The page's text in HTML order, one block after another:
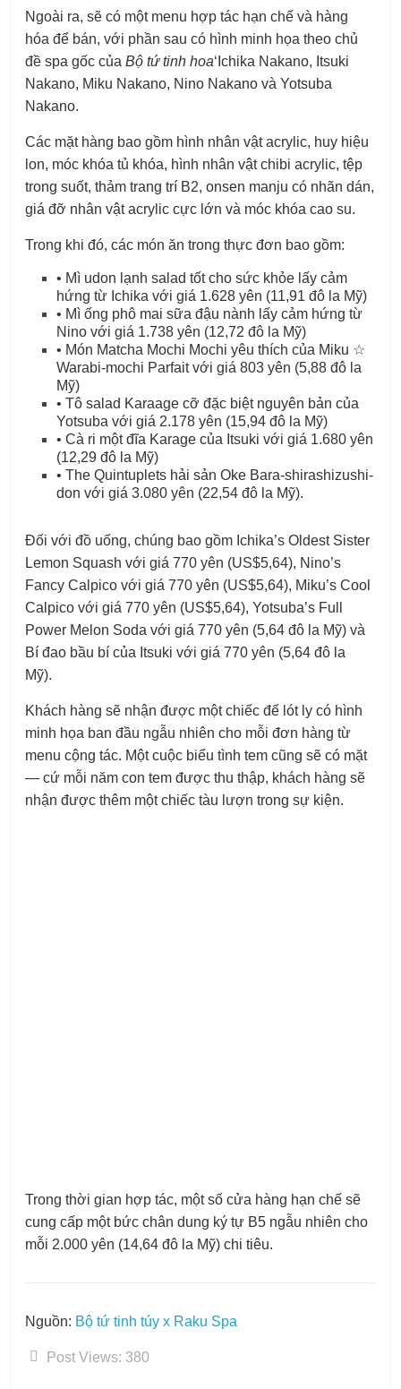
Ngoài ra, sẽ có một menu hợp tác hạn chế và hàng
hóa để bán, với phần sau có hình minh họa theo chủ
đề spa gốc củaBộ tứ tinh hoa‘Ichika Nakano, Itsuki
Nakano, Miku Nakano, Nino Nakano và Yotsuba
Nakano.
Các mặt hàng bao gồm hình nhân vật acrylic, huy hiệu
lon, móc khóa tủ khóa, hình nhân vật chibi acrylic, tệp
trong suốt, thảm trang trí B2, onsen manju có nhãn dán,
giá đỡ nhân vật acrylic cực lớn và móc khóa cao su.
Trong khi đó, các món ăn trong thực đơn bao gồm:
• Mì udon lạnh salad tốt cho sức khỏe lấy cảm
hứng từ Ichika với giá 1.628 yên (11,91 đô la Mỹ)
• Mì ống phô mai sữa đậu nành lấy cảm hứng từ
Nino với giá 1.738 yên (12,72 đô la Mỹ)
• Món Matcha Mochi Mochi yêu thích của Miku ☆
Warabi-mochi Parfait với giá 803 yên (5,88 đô la
Mỹ)
• Tô salad Karaage cỡ đặc biệt nguyên bản của
Yotsuba với giá 2.178 yên (15,94 đô la Mỹ)
• Cà ri một đĩa Karage của Itsuki với giá 1.680 yên
(12,29 đô la Mỹ)
• The Quintuplets hải sản Oke Bara-shirashizushi-
don với giá 3.080 yên (22,54 đô la Mỹ).
Đối với đồ uống, chúng bao gồm Ichika’s Oldest Sister
Lemon Squash với giá 770 yên (US$5,64), Nino’s
Fancy Calpico với giá 770 yên (US$5,64), Miku’s Cool
Calpico với giá 770 yên (US$5,64), Yotsuba’s Full
Power Melon Soda với giá 770 yên (5,64 đô la Mỹ) và
Bí đao bầu bí của Itsuki với giá 770 yên (5,64 đô la
Mỹ).
Khách hàng sẽ nhận được một chiếc đế lót ly có hình
minh họa ban đầu ngẫu nhiên cho mỗi đơn hàng từ
menu cộng tác. Một cuộc biểu tình tem cũng sẽ có mặt
— cứ mỗi năm con tem được thu thập, khách hàng sẽ
nhận được thêm một chiếc tàu lượn trong sự kiện.
Trong thời gian hợp tác, một số cửa hàng hạn chế sẽ
cung cấp một bức chân dung ký tự B5 ngẫu nhiên cho
mỗi 2.000 yên (14,64 đô la Mỹ) chi tiêu.
Nguồn: Bộ tứ tinh túy x Raku Spa
Post Views: 380